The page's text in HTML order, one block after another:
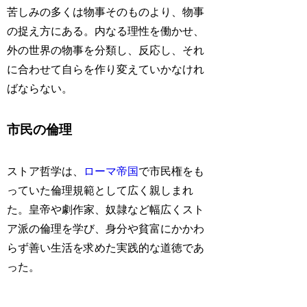
苦しみの多くは物事そのものより、物事
の捉え方にある。内なる理性を働かせ、
外の世界の物事を分類し、反応し、それ
に合わせて自らを作り変えていかなけれ
ばならない。
市民の倫理
ストア哲学は、 ローマ帝国で市民権をも
っていた倫理規範として広く親しまれ
た。皇帝や劇作家、奴隷など幅広くスト
ア派の倫理を学び、身分や貧富にかかわ
らず善い生活を求めた実践的な道徳であ
った。